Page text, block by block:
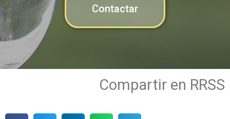
Contactar
Compartir en RRSS